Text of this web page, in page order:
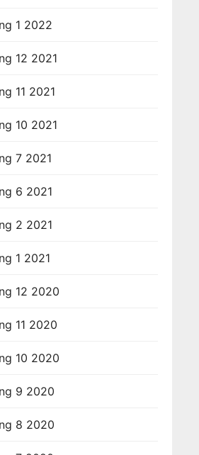
1 2022
12 2021
11 2021
10 2021
7 2021
6 2021
2 2021
1 2021
12 2020
11 2020
10 2020
9 2020
8 2020